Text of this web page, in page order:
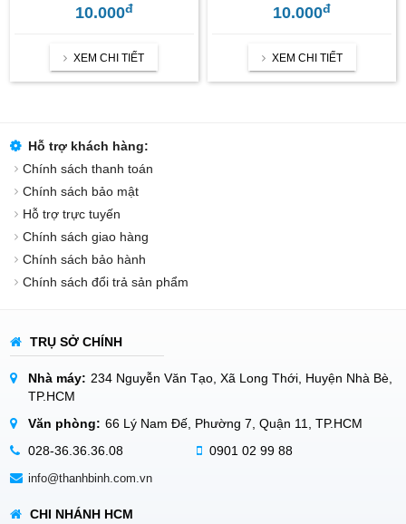
10.000đ
XEM CHI TIẾT
10.000đ
XEM CHI TIẾT
Hỗ trợ khách hàng:
Chính sách thanh toán
Chính sách bảo mật
Hỗ trợ trực tuyến
Chính sách giao hàng
Chính sách bảo hành
Chính sách đổi trả sản phẩm
TRỤ SỞ CHÍNH
Nhà máy: 234 Nguyễn Văn Tạo, Xã Long Thới, Huyện Nhà Bè,
TP.HCM
Văn phòng: 66 Lý Nam Đế, Phường 7, Quận 11, TP.HCM
028-36.36.36.08
0901 02 99 88
info@thanhbinh.com.vn
CHI NHÁNH HCM